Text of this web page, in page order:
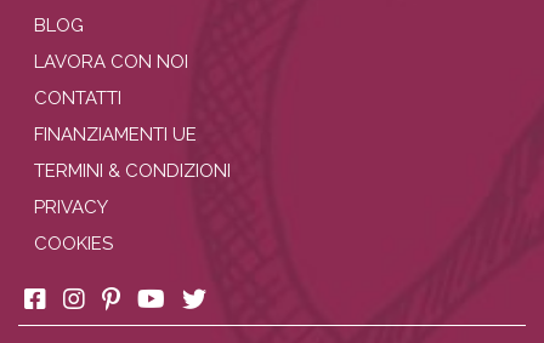
BLOG
LAVORA CON NOI
CONTATTI
FINANZIAMENTI UE
TERMINI & CONDIZIONI
PRIVACY
COOKIES